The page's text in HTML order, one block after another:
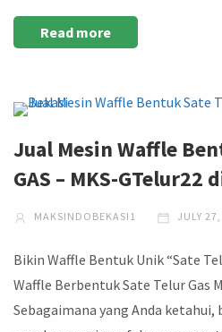
Read more
Jual Mesin Waffle
GAS – MKS-GTelur22
MAKSINDOBEKASI1 JULY
Bikin Waffle Bentuk Unik “Sate
Waffle Berbentuk Sate Telur Gas
Sebagaimana yang Anda ketahui,